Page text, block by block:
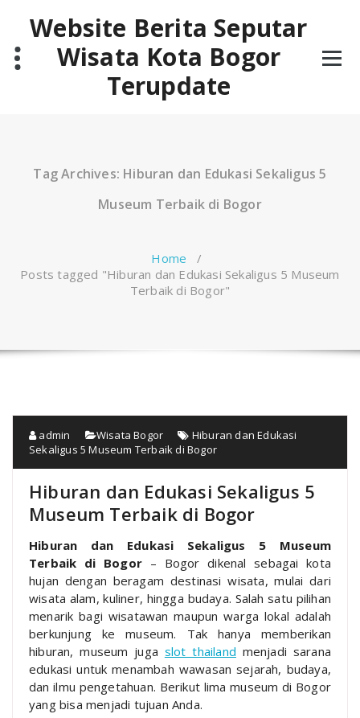
contentWebsite Berita Seputar
Wisata Kota Bogor
Terupdate
Tag Archives: Hiburan dan Edukasi Sekaligus 5
Museum Terbaik di Bogor
Home /
Posts tagged "Hiburan dan Edukasi Sekaligus 5 Museum
Terbaik di Bogor"
admin Wisata Bogor
Hiburan dan Edukasi
Sekaligus 5 Museum Terbaik di Bogor
Hiburan dan Edukasi Sekaligus 5
Museum Terbaik di Bogor
Hiburan dan Edukasi Sekaligus 5 Museum
Terbaik di Bogor – Bogor dikenal sebagai kota
hujan dengan beragam destinasi wisata, mulai dari
wisata alam, kuliner, hingga budaya. Salah satu pilihan
menarik bagi wisatawan maupun warga lokal adalah
berkunjung ke museum. Tak hanya memberikan
hiburan, museum juga slot thailand menjadi sarana
edukasi untuk menambah wawasan sejarah, budaya,
dan ilmu pengetahuan. Berikut lima museum di Bogor
yang bisa menjadi tujuan Anda.